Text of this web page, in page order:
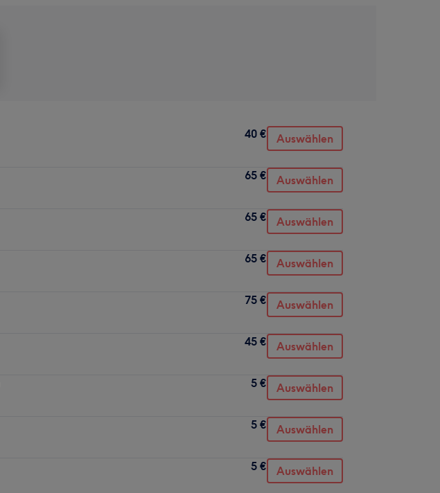
40 € Auswählen
65 € Auswählen
65 € Auswählen
65 € Auswählen
75 € Auswählen
45 € Auswählen
5 € Auswählen
5 € Auswählen
5 € Auswählen